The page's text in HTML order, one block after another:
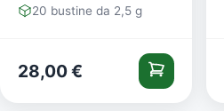
20 bustine da 2,5 g
28,00€